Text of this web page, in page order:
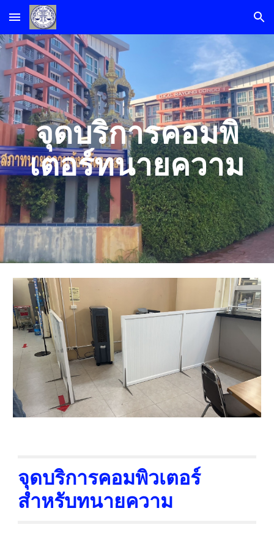
Skip to main content Skip to navigation
จุดบริการคอมพิ
เตอร์ทนายความ
จุดบริการคอมพิวเตอร์
สำหรับทนายความ